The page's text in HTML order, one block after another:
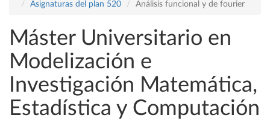
Asignaturas del plan 520
Análisis funcional y de fourier
Máster Universitario en
Modelización e
Investigación Matemática,
Estadística y Computación